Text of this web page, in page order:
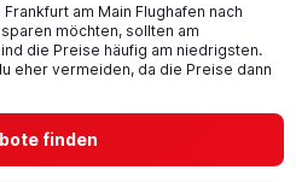
am Main Flughafen nach
möchten, sollten am
die Preise häufig am niedrigsten.
eher vermeiden, da die Preise dann
finden